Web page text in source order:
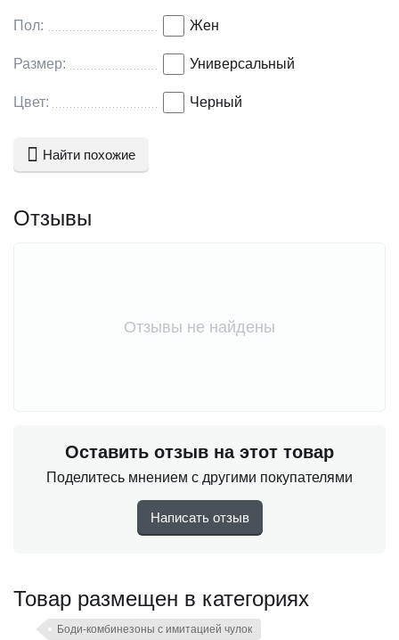
Пол: Жен
Размер: Универсальный
Цвет: Черный
Найти похожие
Отзывы
Отзывы не найдены
Оставить отзыв на этот товар
Поделитесь мнением с другими покупателями
Написать отзыв
Товар размещен в категориях
Боди-комбинезоны с имитацией чулок